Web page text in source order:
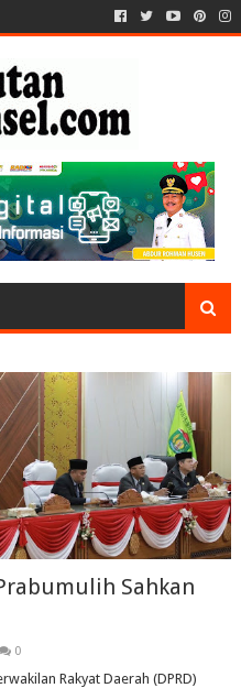
Sahkan
0
Rakyat Daerah (DPRD)